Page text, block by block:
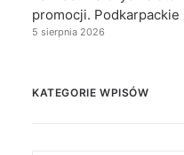
promocji. Podkarpackie
5 sierpnia 2026
KATEGORIE WPISÓW